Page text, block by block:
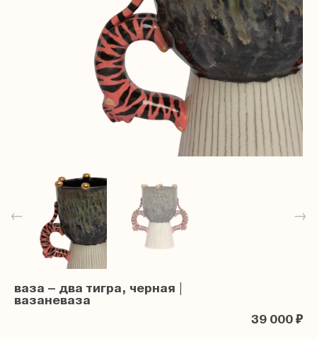
← →
ваза – два тигра, черная |
вазаневаза
39 000 ₽